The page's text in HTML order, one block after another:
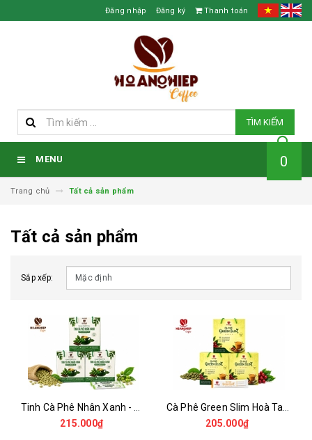
Đăng nhập Đăng ký Thanh toán
TÌM KIẾM
MENU 0
Trang chủ Tất cả sản phẩm
Tất cả sản phẩm
Sắp xếp:
215.000₫
205.000₫